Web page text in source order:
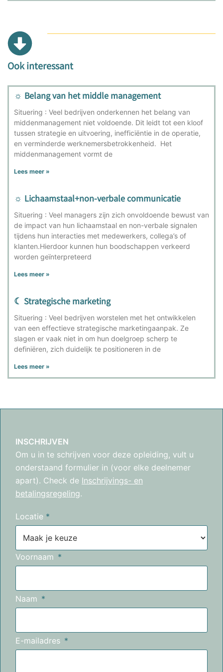
Ook interessant
☼ Belang van het middle management
Situering : Veel bedrijven onderkennen het belang van
middenmanagement niet voldoende. Dit leidt tot een kloof
tussen strategie en uitvoering, inefficiëntie in de operatie,
en verminderde werknemersbetrokkenheid. Het
middenmanagement vormt de
Lees meer »
☼ Lichaamstaal+non-verbale communicatie
Situering : Veel managers zijn zich onvoldoende bewust van
de impact van hun lichaamstaal en non-verbale signalen
tijdens hun interacties met medewerkers, collega’s of
klanten.Hierdoor kunnen hun boodschappen verkeerd
worden geïnterpreteerd
Lees meer »
☾ Strategische marketing
Situering : Veel bedrijven worstelen met het ontwikkelen
van een effectieve strategische marketingaanpak. Ze
slagen er vaak niet in om hun doelgroep scherp te
definiëren, zich duidelijk te positioneren in de
Lees meer »
INSCHRIJVEN
Om u in te schrijven voor deze opleiding, vult u
onderstaand formulier in (voor elke deelnemer
apart). Check de Inschrijvings- en
betalingsregeling.
Locatie *
Voornaam
Naam
E-mailadres